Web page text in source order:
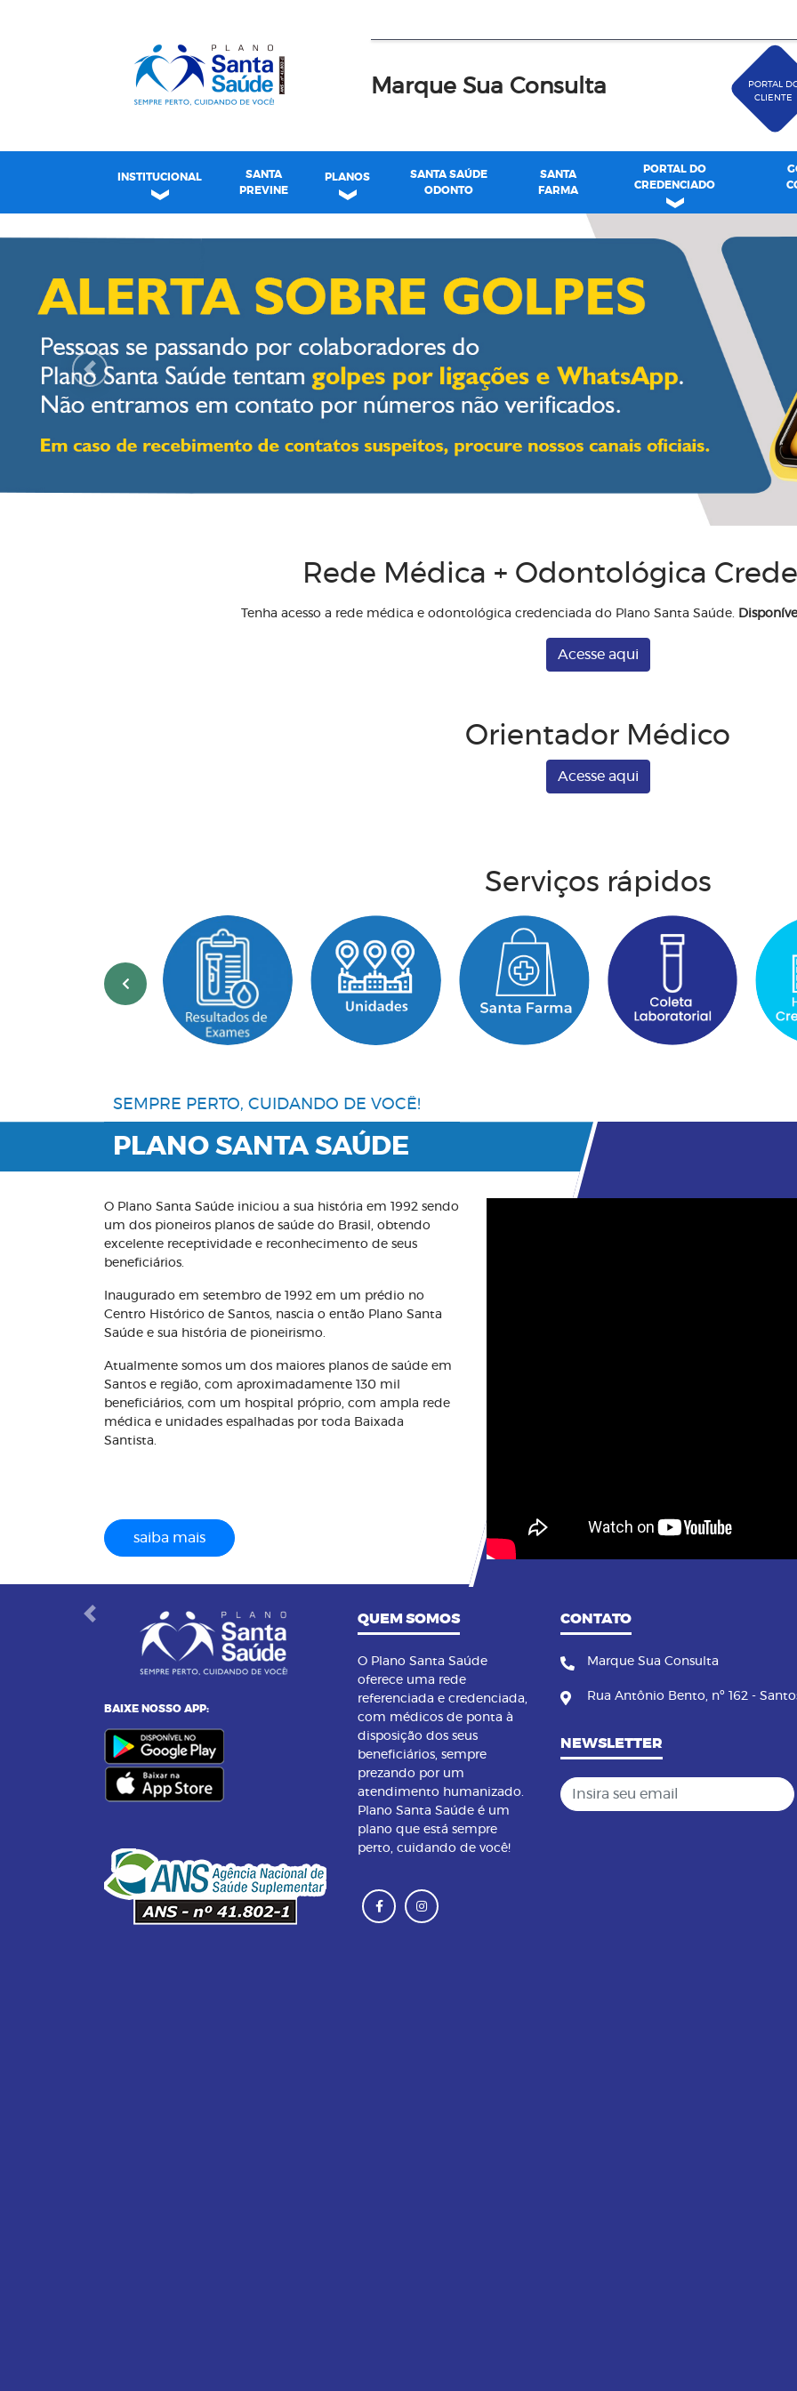
Marque Sua Consulta
PORTAL
CLIENTE
INSTITUCIONAL
SANTA
PREVINE
PLANOS
SANTA SAÚDE
ODONTO
SANTA
FARMA
PORTAL DO
CREDENCIADO
Plano Santa Casa Saúde
Previous
Rede Médica + Odontológica
Tenha acesso a rede médica e odontológica credenciada do Plano Santa Saúde.
Orientador Médico
Serviços rápidos
SEMPRE PERTO, CUIDANDO DE VOCÊ!
O Plano Santa Saúde iniciou a sua história em 1992 sendo
um dos pioneiros planos de saúde do Brasil, obtendo
beneficiários.
Inaugurado em setembro de 1992 em um prédio no
Atualmente somos um dos maiores planos de saúde em
Santos e região, com aproximadamente 130 mil
beneficiários, com um hospital próprio, com ampla rede
BAIXE NOSSO APP:
QUEM SOMOS
O Plano Santa Saúde
oferece uma rede
referenciada e credenciada,
com médicos de ponta à
disposição dos seus
beneficiários, sempre
prezando por um
atendimento humanizado.
Plano Santa Saúde é um
perto, cuidando de você!
CONTATO
Marque Sua Consulta
Rua Antônio Bento, nº 162 -
NEWSLETTER